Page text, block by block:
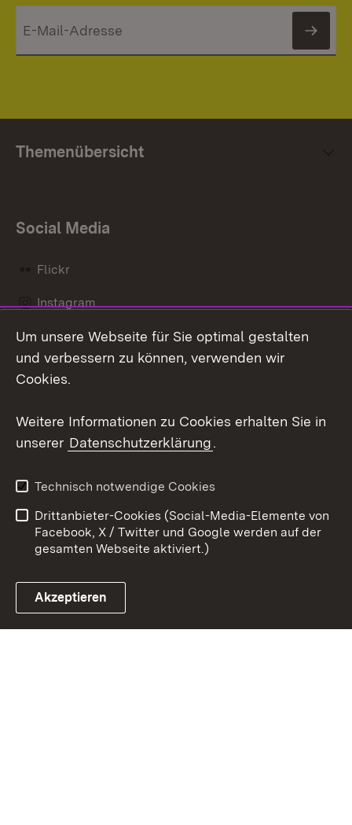
Themenübersicht
Social Media
Flickr
Instagram
Social Wall
Link zum Landesportal
Barrierefreiheit
Benutzungshinweise
Impressum
Cookies
Um unsere Webseite für Sie optimal gestalten
und verbessern zu können, verwenden wir
Cookies.
Weitere Informationen zu Cookies erhalten Sie in
unserer Datenschutzerklärung.
Technisch notwendige Cookies
Drittanbieter-Cookies (Social-Media-Elemente von
Facebook, X / Twitter und Google werden auf der
gesamten Webseite aktiviert.)
Akzeptieren